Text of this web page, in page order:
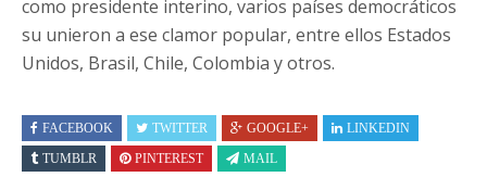
como presidente interino, varios países democráticos
su unieron a ese clamor popular, entre ellos Estados
Unidos, Brasil, Chile, Colombia y otros.
FACEBOOK TWITTER GOOGLE+
LINKEDIN
TUMBLR
PINTEREST MAIL